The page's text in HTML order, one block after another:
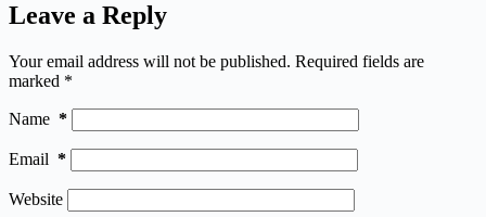
Leave a Reply
Your email address will not be published. Required fields are
marked *
Name *
Email *
Website